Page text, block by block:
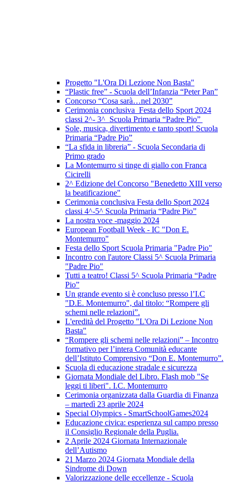
Progetto "L'Ora Di Lezione Non Basta"
“Plastic free” - Scuola dell’Infanzia “Peter Pan”
Concorso “Cosa sarà…nel 2030”
Cerimonia conclusiva Festa dello Sport 2024
classi 2^- 3^ Scuola Primaria “Padre Pio”
Sole, musica, divertimento e tanto sport! Scuola
Primaria “Padre Pio”
“La sfida in libreria” - Scuola Secondaria di
Primo grado
La Montemurro si tinge di giallo con Franca
Cicirelli
2^ Edizione del Concorso "Benedetto XIII verso
la beatificazione"
Cerimonia conclusiva Festa dello Sport 2024
classi 4^-5^ Scuola Primaria “Padre Pio”
La nostra voce -maggio 2024
European Football Week - IC "Don E.
Montemurro"
Festa dello Sport Scuola Primaria "Padre Pio"
Incontro con l'autore Classi 5^ Scuola Primaria
"Padre Pio"
Tutti a teatro! Classi 5^ Scuola Primaria “Padre
Pio”
Un grande evento si è concluso presso l’I.C
"D.E. Montemurro", dal titolo: “Rompere gli
schemi nelle relazioni”.
L'eredità del Progetto "L'Ora Di Lezione Non
Basta"
“Rompere gli schemi nelle relazioni” – Incontro
formativo per l’intera Comunità educante
dell’Istituto Comprensivo “Don E. Montemurro”.
Scuola di educazione stradale e sicurezza
Giornata Mondiale del Libro. Flash mob "Se
leggi ti liberi". I.C. Montemurro
Cerimonia organizzata dalla Guardia di Finanza
– martedì 23 aprile 2024
Special Olympics - SmartSchoolGames2024
Educazione civica: esperienza sul campo presso
il Consiglio Regionale della Puglia.
2 Aprile 2024 Giornata Internazionale
dell’Autismo
21 Marzo 2024 Giornata Mondiale della
Sindrome di Down
Valorizzazione delle eccellenze - Scuola